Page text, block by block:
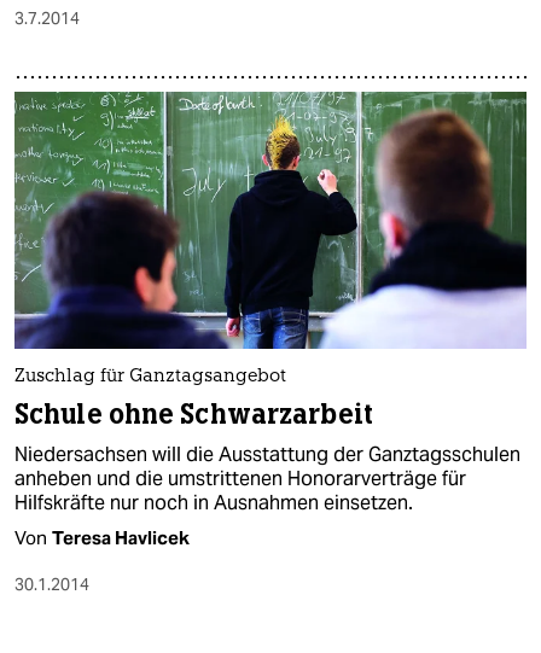
3.7.2014
Zuschlag für Ganztagsangebot
Schule ohne Schwarzarbeit
Niedersachsen will die Ausstattung der Ganztagsschulen
anheben und die umstrittenen Honorarverträge für
Hilfskräfte nur noch in Ausnahmen einsetzen.
Von Teresa Havlicek
30.1.2014